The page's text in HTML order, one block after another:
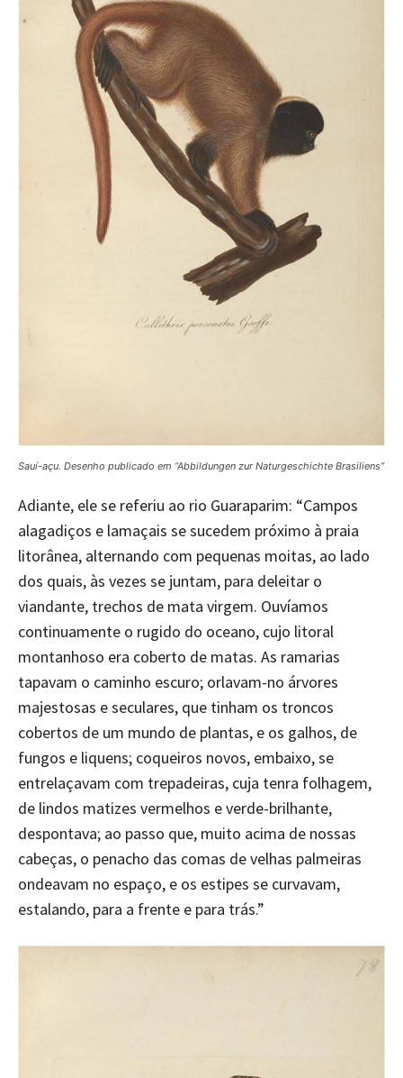
Sauí-açu. Desenho publicado em “Abbildungen zur Naturgeschichte Brasiliens”
Adiante, ele se referiu ao rio Guaraparim: “Campos
alagadiços e lamaçais se sucedem próximo à praia
litorânea, alternando com pequenas moitas, ao lado
dos quais, às vezes se juntam, para deleitar o
viandante, trechos de mata virgem. Ouvíamos
continuamente o rugido do oceano, cujo litoral
montanhoso era coberto de matas. As ramarias
tapavam o caminho escuro; orlavam-no árvores
majestosas e seculares, que tinham os troncos
cobertos de um mundo de plantas, e os galhos, de
fungos e liquens; coqueiros novos, embaixo, se
entrelaçavam com trepadeiras, cuja tenra folhagem,
de lindos matizes vermelhos e verde-brilhante,
despontava; ao passo que, muito acima de nossas
cabeças, o penacho das comas de velhas palmeiras
ondeavam no espaço, e os estipes se curvavam,
estalando, para a frente e para trás.”